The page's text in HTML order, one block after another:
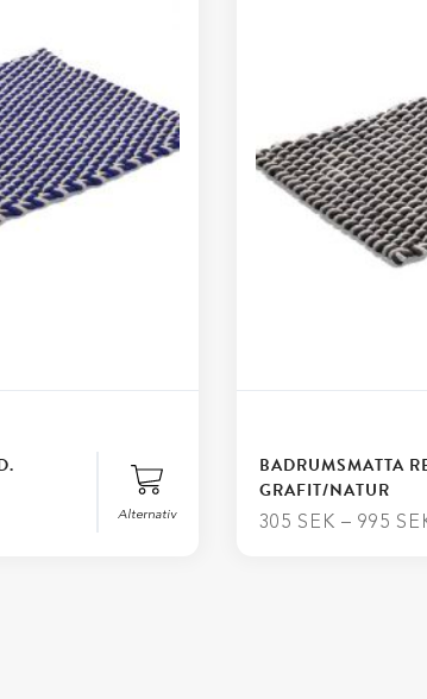
Alternativ
BADRUMSMATTA
GRAFIT/NATUR
305 SEK –995